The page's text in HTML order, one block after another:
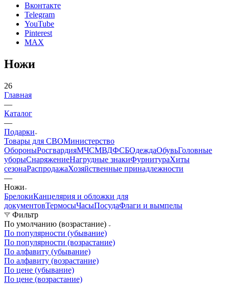
Вконтакте
Telegram
YouTube
Pinterest
MAX
Ножи
26
Главная
—
Каталог
—
Подарки
Товары для СВОМинистерство
ОбороныРосгвардияМЧСМВДФСБОдеждаОбувьГоловные
уборыСнаряжениеНагрудные знакиФурнитураХиты
сезонаРаспродажаХозяйственные принадлежности
—
Ножи
БрелокиКанцелярия и обложки для
документовТермосыЧасыПосудаФлаги и вымпелы
Фильтр
По умолчанию (возрастание)
По популярности (убывание)
По популярности (возрастание)
По алфавиту (убывание)
По алфавиту (возрастание)
По цене (убывание)
По цене (возрастание)